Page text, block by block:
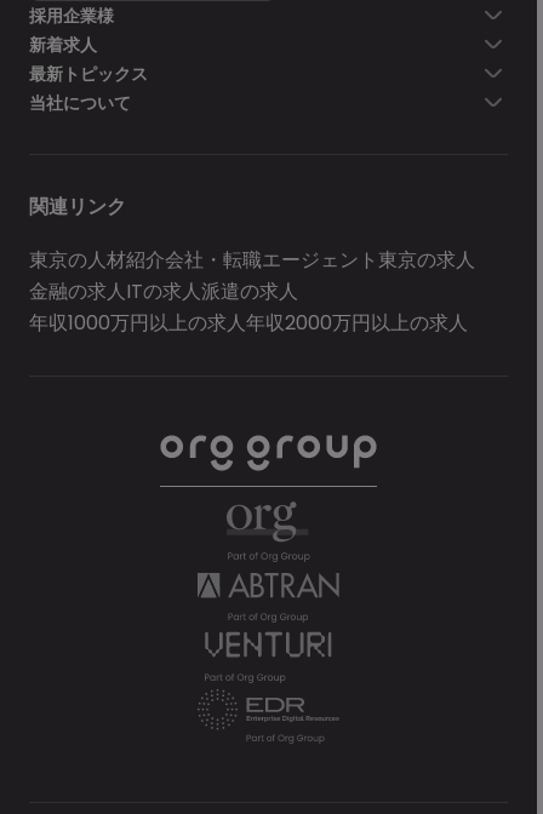
採用企業様
新着求人
最新トピックス
当社について
関連リンク
東京の人材紹介会社・転職エージェント東京の求人
金融の求人ITの求人派遣の求人
年収1000万円以上の求人年収2000万円以上の求人